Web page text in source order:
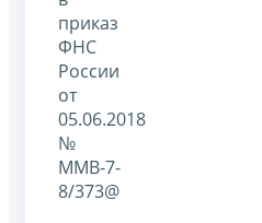
приказ
ФНС
России
от
05.06.2018
№
ММВ-7-
8/373@